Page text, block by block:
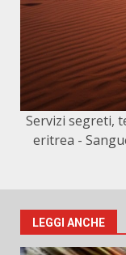
Servizi segreti,
eritrea -
LEGGI ANCHE